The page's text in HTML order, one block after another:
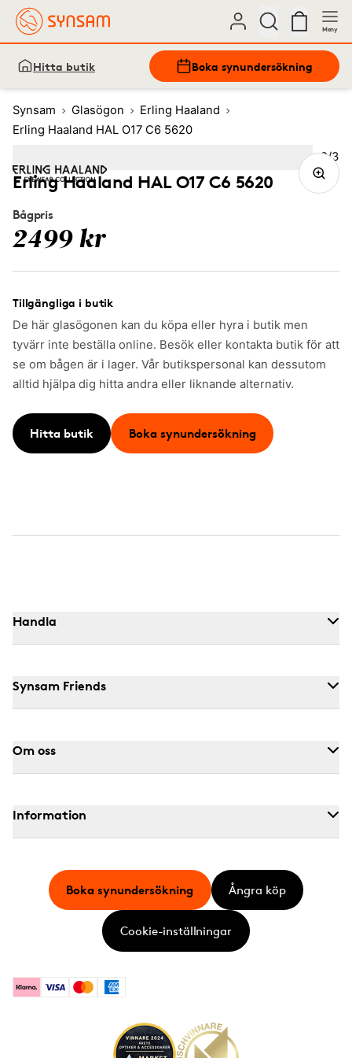
Meny
Hitta butik Boka synundersökning
Synsam Glasögon
Erling Haaland
Erling Haaland HAL O17 C6 5620
Erling Haaland HAL O17 C6 5620
Bågpris
2499 kr
Tillgängliga i butik
De här glasögonen kan du köpa eller hyra i butik men
tyvärr inte beställa online. Besök eller kontakta butik för att
se om bågen är i lager. Vår butikspersonal kan dessutom
alltid hjälpa dig hitta andra eller liknande alternativ.
Hitta butik Boka synundersökning
Bild
2/3
Image1 3
Handla
Synsam Friends
Om oss
Information
KlarnaVisa MastercardAmerican Express
Boka synundersökning Ångra köp
Cookie-inställningar